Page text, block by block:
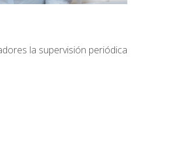
la supervisión periódica